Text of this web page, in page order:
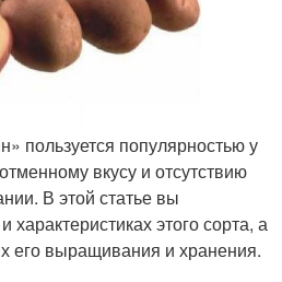
пользуется популярностью у
вкусу и отсутствию
В этой статье вы
этого сорта, а
его выращивания и хранения.